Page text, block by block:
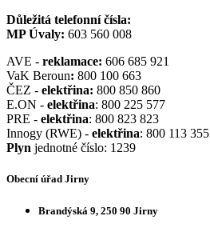
Důležitá telefonní čísla:
MP Úvaly: 603 560 008
AVE - reklamace: 606 685 921
VaK Beroun: 800 100 663
ČEZ - elektřina: 800 850 860
E.ON - elektřina: 800 225 577
PRE - elektřina: 800 823 823
Innogy (RWE) - elektřina: 800 113 355
Plyn jednotné číslo: 1239
Obecní úřad Jirny
Brandýská 9, 250 90 Jirny